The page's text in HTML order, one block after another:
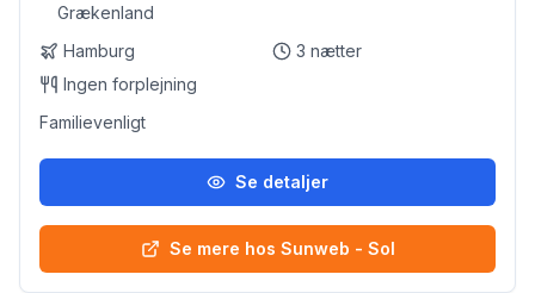
Grækenland
Hamburg 3 nætter
Ingen forplejning
Familievenligt
Se detaljer
Se mere hos Sunweb - Sol